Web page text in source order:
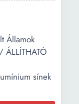
Államok
ÁLLÍTHATÓ
sínek